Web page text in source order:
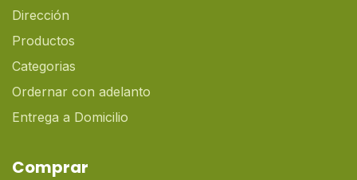
Dirección
Productos
Categorias
Ordernar con adelanto
Entrega a Domicilio
Comprar